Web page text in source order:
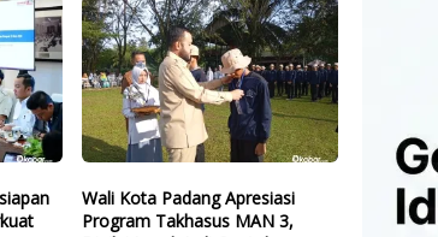
Wali Kota Padang Apresiasi
Program Takhasus MAN 3,